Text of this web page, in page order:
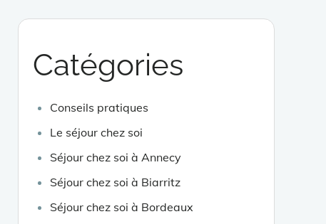
Catégories
Conseils pratiques
Le séjour chez soi
Séjour chez soi à Annecy
Séjour chez soi à Biarritz
Séjour chez soi à Bordeaux